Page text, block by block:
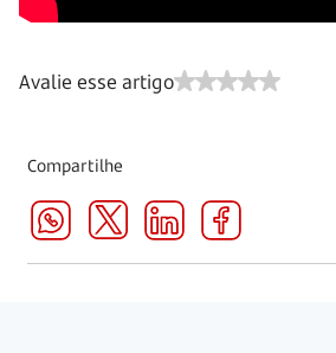
Avalie esse artigo
Compartilhe